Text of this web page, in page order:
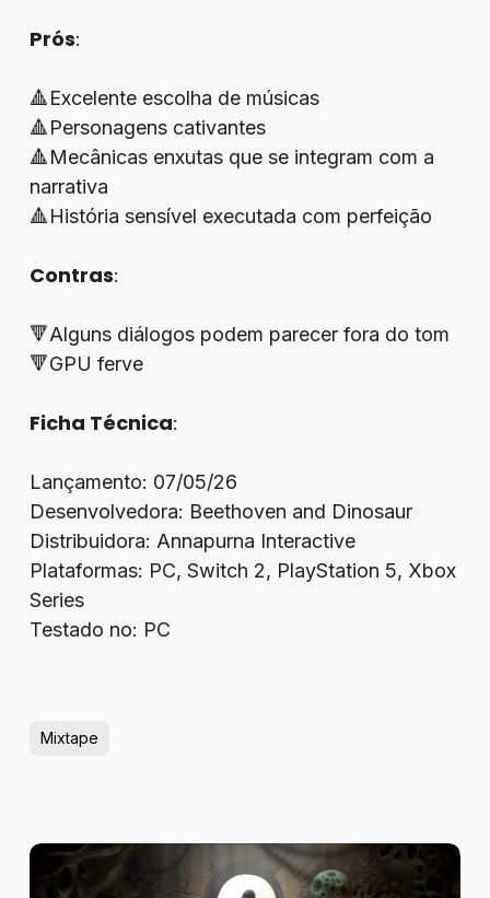
Prós:
🔺Excelente escolha de músicas
🔺Personagens cativantes
🔺Mecânicas enxutas que se integram com a
narrativa
🔺História sensível executada com perfeição
Contras:
🔻Alguns diálogos podem parecer fora do tom
🔻GPU ferve
Ficha Técnica:
Lançamento: 07/05/26
Desenvolvedora: Beethoven and Dinosaur
Distribuidora: Annapurna Interactive
Plataformas: PC, Switch 2, PlayStation 5, Xbox
Series
Testado no: PC
Mixtape
Review